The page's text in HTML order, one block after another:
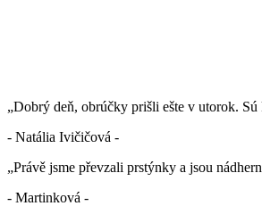
„Dobrý deň, obrúčky prišli ešte v utorok.
- Natália Ivičičová -
„Právě jsme převzali prstýnky a jsou
- Martinková -